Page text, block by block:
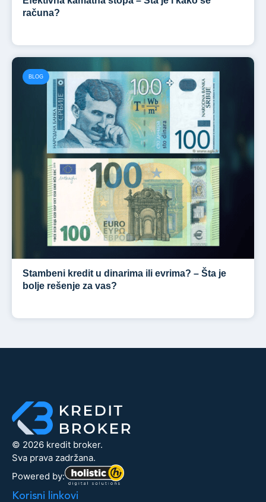
računa?
BLOG
Stambeni kredit u dinarima ili evrima? – Šta je
bolje rešenje za vas?
© 2026 kredit broker.
Sva prava zadržana.
Powered by:
Korisni linkovi